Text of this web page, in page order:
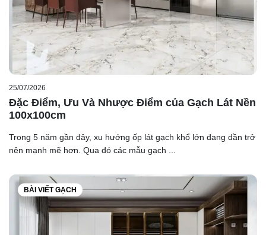
25/07/2026
Đặc Điểm, Ưu Và Nhược Điểm của Gạch Lát Nền
100x100cm
Trong 5 năm gần đây, xu hướng ốp lát gạch khổ lớn đang dần trở
nên mạnh mẽ hơn. Qua đó các mẫu gạch ...
BÀI VIẾT GẠCH